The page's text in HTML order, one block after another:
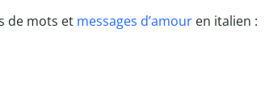
de mots et messages d’amour en italien :